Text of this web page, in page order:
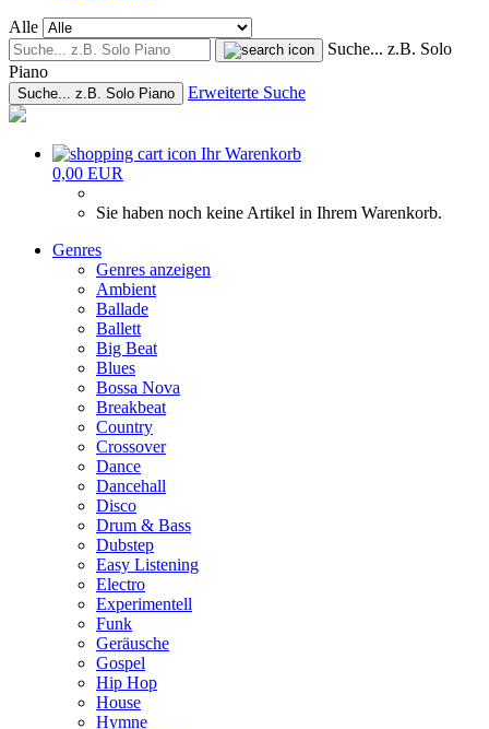
Alle
Suche... z.B. Solo
Piano
Suche... z.B. Solo Piano Erweiterte Suche
Ihr Warenkorb
0,00 EUR
Sie haben noch keine Artikel in Ihrem Warenkorb.
Genres
Genres anzeigen
Ambient
Ballade
Ballett
Big Beat
Blues
Bossa Nova
Breakbeat
Country
Crossover
Dance
Dancehall
Disco
Drum & Bass
Dubstep
Easy Listening
Electro
Experimentell
Funk
Geräusche
Gospel
Hip Hop
House
Hymne